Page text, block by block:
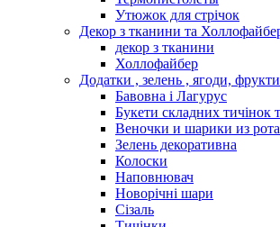
Утюжок для стрічок
Декор з тканини та
декор з тканини
Холлофайбер
Додатки , зелень , ягоди, фрукти
Бавовна і Лагурус
Букети складних тичінок
Веночки и шарики из
Зелень декоративна
Колоски
Наповнювач
Новорічні шари
Сізаль